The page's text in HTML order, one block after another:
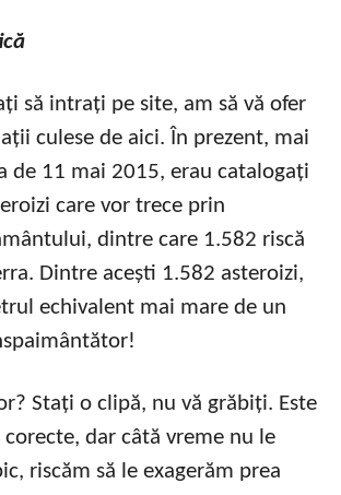
să intrați pe site, am să vă ofer
culese de aici. În prezent, mai
de 11 mai 2015, erau catalogați
care vor trece prin
dintre care 1.582 riscă
Dintre acești 1.582 asteroizi,
echivalent mai mare de un
Stați o clipă, nu vă grăbiți. Este
dar câtă vreme nu le
riscăm să le exagerăm prea